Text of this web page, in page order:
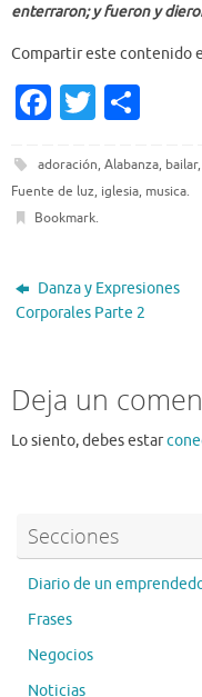
enterraron; y fueron y
Compartir este contenido
Fa
e
b
o
k
T
it
te
ar
e
adoración, Alabanza, bailar,
Fuente de luz, iglesia, musica.
Bookmark.
Danza y Expresiones
Corporales Parte 2
Deja un
Lo siento, debes estar
Secciones
Diario de un
Frases
Negocios
Noticias